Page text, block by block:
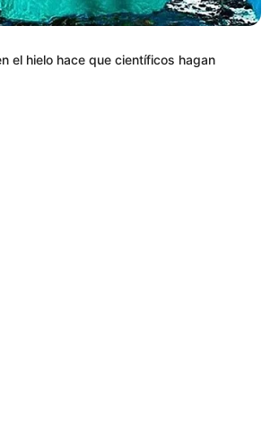
el hielo hace que científicos hagan